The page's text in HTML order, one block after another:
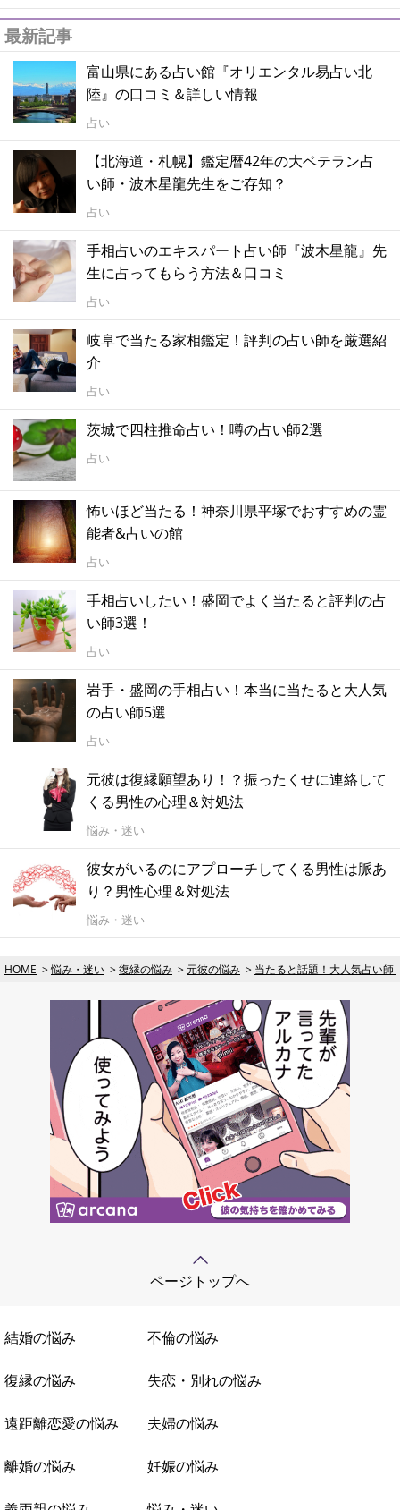
最新記事
富山県にある占い館『オリエンタル易占い北
陸』の口コミ＆詳しい情報
占い
【北海道・札幌】鑑定暦42年の大ベテラン占
い師・波木星龍先生をご存知？
占い
手相占いのエキスパート占い師『波木星龍』先
生に占ってもらう方法＆口コミ
占い
岐阜で当たる家相鑑定！評判の占い師を厳選紹
介
占い
茨城で四柱推命占い！噂の占い師2選
占い
怖いほど当たる！神奈川県平塚でおすすめの霊
能者&占いの館
占い
手相占いしたい！盛岡でよく当たると評判の占
い師3選！
占い
岩手・盛岡の手相占い！本当に当たると大人気
の占い師5選
占い
元彼は復縁願望あり！？振ったくせに連絡して
くる男性の心理＆対処法
悩み・迷い
彼女がいるのにアプローチしてくる男性は脈あ
り？男性心理＆対処法
悩み・迷い
HOME 悩み・迷い 復縁の悩み 元彼の悩み 当たると話題！大人気占い師
ページトップへ
結婚の悩み 不倫の悩み
復縁の悩み 失恋・別れの悩み
遠距離恋愛の悩み 夫婦の悩み
離婚の悩み 妊娠の悩み